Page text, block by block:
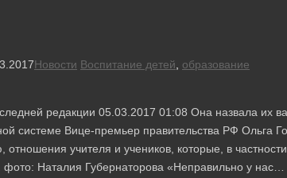
Новости Воспитание детей образование
редакции 05.03.2017 01:08 Она назвала их
системе Вице-премьер правительства РФ Ольга
учителя и учеников, которые, в
Наталия Губернаторова «Неправильно у нас…